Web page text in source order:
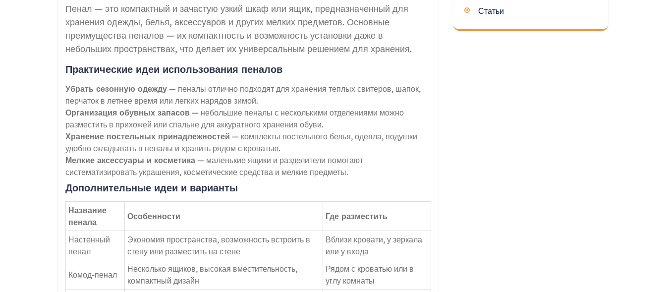
Пенал — это компактный и зачастую узкий шкаф или ящик, предназначенный для
хранения одежды, белья, аксессуаров и других мелких предметов. Основные
преимущества пеналов — их компактность и возможность установки даже в
небольших пространствах, что делает их универсальным решением для хранения.
Практические идеи использования пеналов
Убрать сезонную одежду — пеналы отлично подходят для хранения теплых свитеров, шапок,
перчаток в летнее время или легких нарядов зимой.
Организация обувных запасов — небольшие пеналы с несколькими отделениями можно
разместить в прихожей или спальне для аккуратного хранения обуви.
Хранение постельных принадлежностей — комплекты постельного белья, одеяла, подушки
удобно складывать в пеналы и хранить рядом с кроватью.
Мелкие аксессуары и косметика — маленькие ящики и разделители помогают
систематизировать украшения, косметические средства и мелкие предметы.
Дополнительные идеи и варианты
Название
пенала
Особенности Где разместить
Настенный
пенал
Экономия пространства, возможность встроить в
стену или разместить на стене
Вблизи кровати, у зеркала
или у входа
Комод-пенал
Несколько ящиков, высокая вместительность,
компактный дизайн
Рядом с кроватью или в
углу комнаты
Статьи